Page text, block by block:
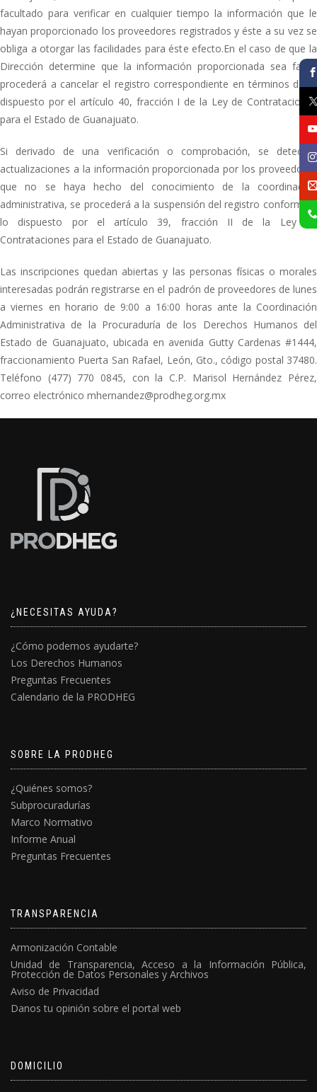
facultado para verificar en cualquier tiempo la información que le
hayan proporcionado los proveedores registrados y éste a su vez se
obliga a otorgar las facilidades para éste efecto.En el caso de que la
Dirección determine que la información proporcionada sea falsa,
procederá a cancelar el registro correspondiente en términos de lo
dispuesto por el artículo 40, fracción I de la Ley de Contrataciones
para el Estado de Guanajuato.
Si derivado de una verificación o comprobación, se detectan
actualizaciones a la información proporcionada por los proveedores
que no se haya hecho del conocimiento de la coordinación
administrativa, se procederá a la suspensión del registro conforme a
lo dispuesto por el artículo 39, fracción II de la Ley de
Contrataciones para el Estado de Guanajuato.
Las inscripciones quedan abiertas y las personas físicas o morales
interesadas podrán registrarse en el padrón de proveedores de lunes
a viernes en horario de 9:00 a 16:00 horas ante la Coordinación
Administrativa de la Procuraduría de los Derechos Humanos del
Estado de Guanajuato, ubicada en avenida Gutty Cardenas #1444,
fraccionamiento Puerta San Rafael, León, Gto., código postal 37480.
Teléfono (477) 770 0845, con la C.P. Marisol Hernández Pérez,
correo electrónico mhernandez@prodheg.org.mx
¿NECESITAS AYUDA?
¿Cómo podemos ayudarte?
Los Derechos Humanos
Preguntas Frecuentes
Calendario de la PRODHEG
SOBRE LA PRODHEG
¿Quiénes somos?
Subprocuradurías
Marco Normativo
Informe Anual
Preguntas Frecuentes
TRANSPARENCIA
Armonización Contable
Unidad de Transparencia, Acceso a la Información Pública,
Protección de Datos Personales y Archivos
Aviso de Privacidad
Danos tu opinión sobre el portal web
DOMICILIO